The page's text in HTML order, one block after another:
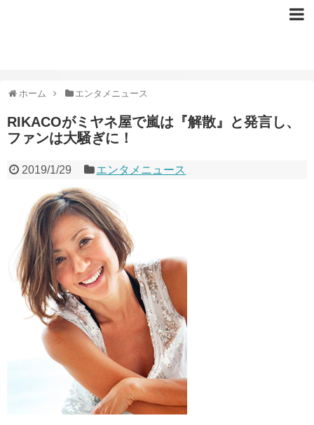
ホーム エンタメニュース
RIKACOがミヤネ屋で嵐は『解散』と発言し、
ファンは大騒ぎに！
2019/1/29 エンタメニュース